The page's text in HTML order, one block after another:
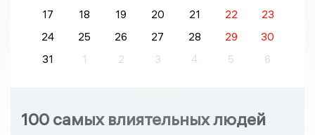
17
18 19 20 21 22
23
24
25 26 27 28 29
30
31
1 2 3 4 5 6
100 самых влиятельных людей